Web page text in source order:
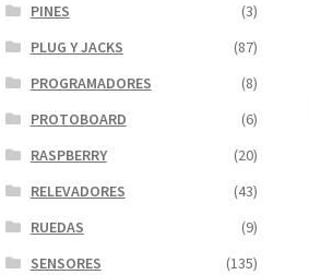
PINES
(3)
PLUG Y JACKS
(87)
PROGRAMADORES
(8)
PROTOBOARD
(6)
RASPBERRY
(20)
RELEVADORES
(43)
RUEDAS
(9)
SENSORES
(135)